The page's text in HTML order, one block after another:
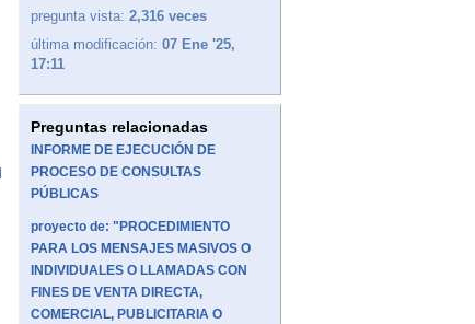
pregunta vista: 2,316 veces
última modificación: 07 Ene '25,
17:11
Preguntas relacionadas
INFORME DE EJECUCIÓN DE
PROCESO DE CONSULTAS
PÚBLICAS
proyecto de: "PROCEDIMIENTO
PARA LOS MENSAJES MASIVOS O
INDIVIDUALES O LLAMADAS CON
FINES DE VENTA DIRECTA,
COMERCIAL, PUBLICITARIA O